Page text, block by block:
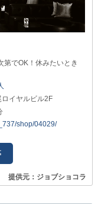
第でOK！休みたいとき
イヤルビル2F
shop/04029/
提供元：ジョブショコラ